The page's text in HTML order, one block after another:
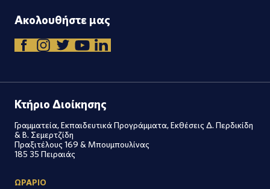
Ακολουθήστε μας
Κτήριο Διοίκησης
Γραμματεία, Εκπαιδευτικά Προγράμματα, Εκθέσεις Δ. Περδικίδη
& Β. Σεμερτζίδη
Πραξιτέλους 169 & Μπουμπουλίνας
185 35 Πειραιάς
ΩΡΑΡΙΟ